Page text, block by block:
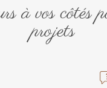
à vos côtés
projets